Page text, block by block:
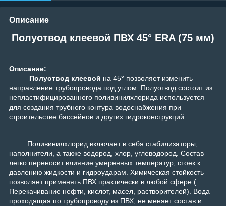
Описание
Полуотвод клеевой ПВХ 45° ERA (75 мм)
Описание:
Полуотвод клеевой на 45° позволяет изменить
направление трубопровода под углом. Полуотвод состоит из
непластифицированного поливинилхлорида используется
для создания трубного контура водоснабжения при
строительстве бассейнов и других гидроконструкций.
Поливинилхлорид включает в себя стабилизаторы,
наполнители, а также водород, хлор, углеводород. Состав
легко переносит влияние умеренных температур, стоек к
давлению жидкости и гидроударам. Химическая стойкость
позволяет применять ПВХ практически в любой сфере (
Перекачивание нефти, кислот, масел, растворителей). Вода
проходящая по трубопроводу из ПВХ, не меняет состав и